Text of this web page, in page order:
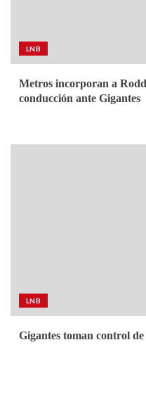
LNB
Metros incorporan a
conducción ante Gigantes
LNB
Gigantes toman control